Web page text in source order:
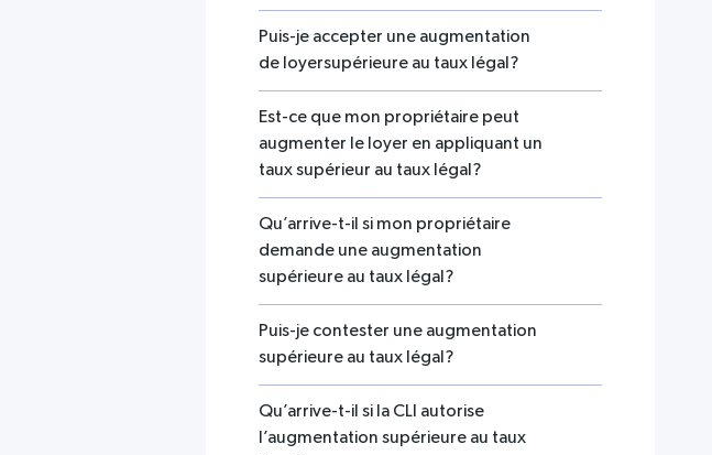
Puis-je accepter une augmentation
de loyersupérieure au taux légal?
Est-ce que mon propriétaire peut
augmenter le loyer en appliquant un
taux supérieur au taux légal?
Qu’arrive-t-il si mon propriétaire
demande une augmentation
supérieure au taux légal?
Puis-je contester une augmentation
supérieure au taux légal?
Qu’arrive-t-il si la CLI autorise
l’augmentation supérieure au taux